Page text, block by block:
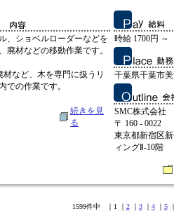
、ショベルローダーなどを
廃材などの移動作業です。
など、木を専門に扱うリ
での作業です。
続きを見
る
時給 1700円 ～
千葉県千葉市
SMC株式会社
〒 160 - 0022
東京都新宿区
ィングⅡ-10階
1599件中 ｜1 ｜ 2｜ 3｜ 4｜ 5